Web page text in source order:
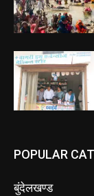
POPULAR
बुंदेलखण्ड